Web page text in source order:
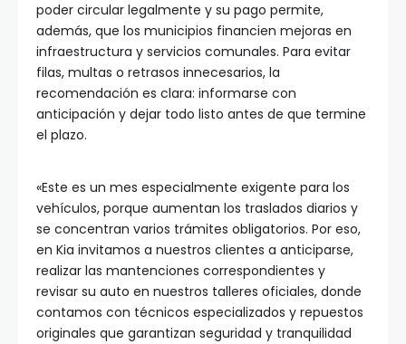
poder circular legalmente y su pago permite,
además, que los municipios financien mejoras en
infraestructura y servicios comunales. Para evitar
filas, multas o retrasos innecesarios, la
recomendación es clara: informarse con
anticipación y dejar todo listo antes de que termine
el plazo.
«Este es un mes especialmente exigente para los
vehículos, porque aumentan los traslados diarios y
se concentran varios trámites obligatorios. Por eso,
en Kia invitamos a nuestros clientes a anticiparse,
realizar las mantenciones correspondientes y
revisar su auto en nuestros talleres oficiales, donde
contamos con técnicos especializados y repuestos
originales que garantizan seguridad y tranquilidad